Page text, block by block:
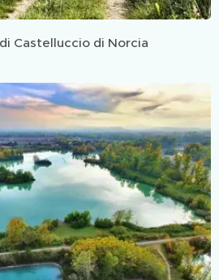
Castelluccio di Norcia